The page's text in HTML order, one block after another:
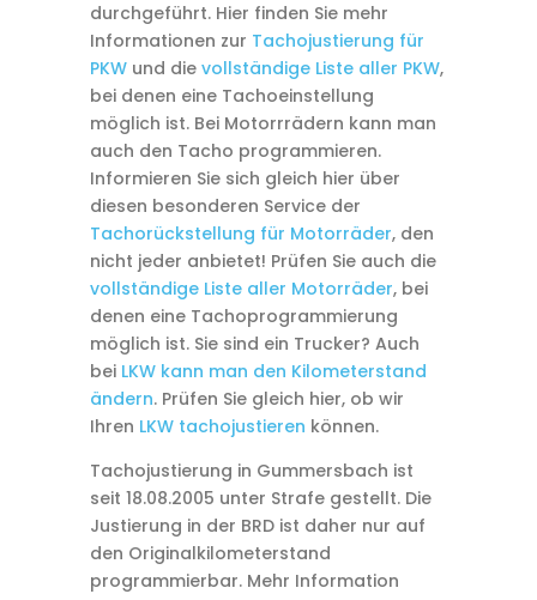
durchgeführt. Hier finden Sie mehr
Informationen zur Tachojustierung für
PKWund die vollständige Liste aller PKW,
bei denen eine Tachoeinstellung
möglich ist. Bei Motorrrädern kann man
auch den Tacho programmieren.
Informieren Sie sich gleich hier über
diesen besonderen Service der
Tachorückstellung für Motorräder, den
nicht jeder anbietet! Prüfen Sie auch die
vollständige Liste aller Motorräder, bei
denen eine Tachoprogrammierung
möglich ist. Sie sind ein Trucker? Auch
bei LKW kann man den Kilometerstand
ändern. Prüfen Sie gleich hier, ob wir
Ihren LKW tachojustieren können.
Tachojustierung in Gummersbach ist
seit 18.08.2005 unter Strafe gestellt. Die
Justierung in der BRD ist daher nur auf
den Originalkilometerstand
programmierbar. Mehr Information